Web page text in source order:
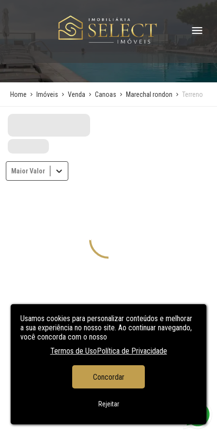
Usamos cookies para personalizar conteúdos e melhorar
a sua experiência no nosso site. Ao continuar navegando,
você concorda com o nosso
Termos de UsoPolítica de Privacidade
Concordar
Rejeitar
Home Imóveis Venda Canoas Marechal rondon Terreno
Maior Valor